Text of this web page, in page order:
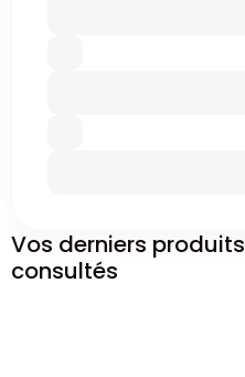
Vos derniers produits
consultés